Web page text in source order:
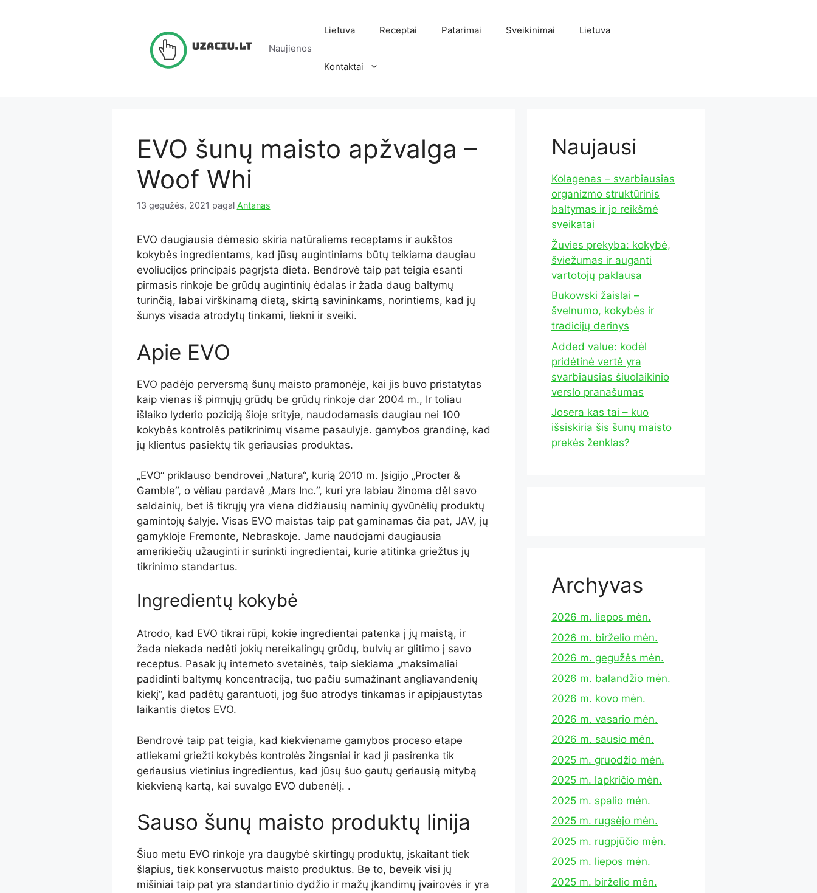
Naujienos
Lietuva Receptai Patarimai Sveikinimai Lietuva
Kontaktai
EVO šunų maisto apžvalga –
Woof Whi
13 gegužės, 2021 pagal Antanas
EVO daugiausia dėmesio skiria natūraliems receptams ir aukštos
kokybės ingredientams, kad jūsų augintiniams būtų teikiama daugiau
evoliucijos principais pagrįsta dieta. Bendrovė taip pat teigia esanti
pirmasis rinkoje be grūdų augintinių ėdalas ir žada daug baltymų
turinčią, labai virškinamą dietą, skirtą savininkams, norintiems, kad jų
šunys visada atrodytų tinkami, liekni ir sveiki.
Apie EVO
EVO padėjo perversmą šunų maisto pramonėje, kai jis buvo pristatytas
kaip vienas iš pirmųjų grūdų be grūdų rinkoje dar 2004 m., Ir toliau
išlaiko lyderio poziciją šioje srityje, naudodamasis daugiau nei 100
kokybės kontrolės patikrinimų visame pasaulyje. gamybos grandinę, kad
jų klientus pasiektų tik geriausias produktas.
„EVO“ priklauso bendrovei „Natura“, kurią 2010 m. Įsigijo „Procter &
Gamble“, o vėliau pardavė „Mars Inc.“, kuri yra labiau žinoma dėl savo
saldainių, bet iš tikrųjų yra viena didžiausių naminių gyvūnėlių produktų
gamintojų šalyje. Visas EVO maistas taip pat gaminamas čia pat, JAV, jų
gamykloje Fremonte, Nebraskoje. Jame naudojami daugiausia
amerikiečių užauginti ir surinkti ingredientai, kurie atitinka griežtus jų
tikrinimo standartus.
Ingredientų kokybė
Atrodo, kad EVO tikrai rūpi, kokie ingredientai patenka į jų maistą, ir
žada niekada nedėti jokių nereikalingų grūdų, bulvių ar glitimo į savo
receptus. Pasak jų interneto svetainės, taip siekiama „maksimaliai
padidinti baltymų koncentraciją, tuo pačiu sumažinant angliavandenių
kiekį“, kad padėtų garantuoti, jog šuo atrodys tinkamas ir apipjaustytas
laikantis dietos EVO.
Bendrovė taip pat teigia, kad kiekviename gamybos proceso etape
atliekami griežti kokybės kontrolės žingsniai ir kad ji pasirenka tik
geriausius vietinius ingredientus, kad jūsų šuo gautų geriausią mitybą
kiekvieną kartą, kai suvalgo EVO dubenėlį. .
Sauso šunų maisto produktų linija
Šiuo metu EVO rinkoje yra daugybė skirtingų produktų, įskaitant tiek
šlapius, tiek konservuotus maisto produktus. Be to, beveik visi jų
mišiniai taip pat yra standartinio dydžio ir mažų įkandimų įvairovės ir yra
Naujausi
Kolagenas – svarbiausias
organizmo struktūrinis
baltymas ir jo reikšmė
sveikatai
Žuvies prekyba: kokybė,
šviežumas ir auganti
vartotojų paklausa
Bukowski žaislai –
švelnumo, kokybės ir
tradicijų derinys
Added value: kodėl
pridėtinė vertė yra
svarbiausias šiuolaikinio
verslo pranašumas
Josera kas tai – kuo
išsiskiria šis šunų maisto
prekės ženklas?
Archyvas
2026 m. liepos mėn.
2026 m. birželio mėn.
2026 m. gegužės mėn.
2026 m. balandžio mėn.
2026 m. kovo mėn.
2026 m. vasario mėn.
2026 m. sausio mėn.
2025 m. gruodžio mėn.
2025 m. lapkričio mėn.
2025 m. spalio mėn.
2025 m. rugsėjo mėn.
2025 m. rugpjūčio mėn.
2025 m. liepos mėn.
2025 m. birželio mėn.